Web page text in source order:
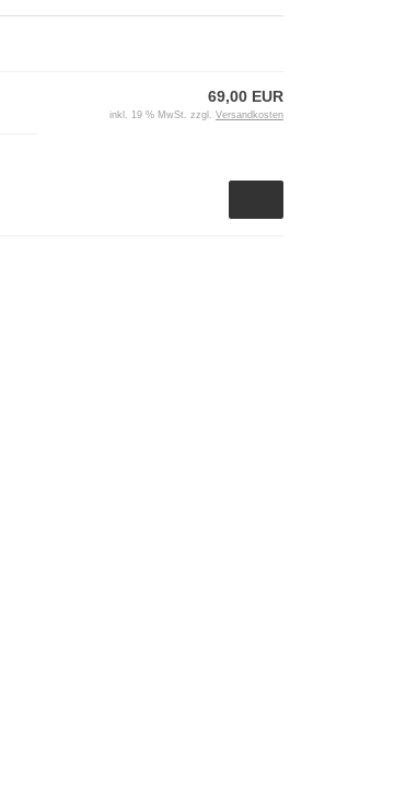
69,00 EUR
inkl. 19 % MwSt. zzgl. Versandkosten